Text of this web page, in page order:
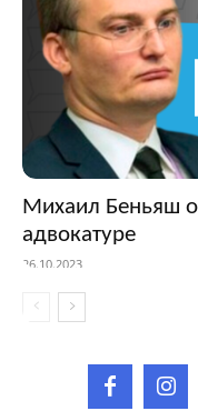
Михаил Беньяш о
адвокатуре
26.10.2023